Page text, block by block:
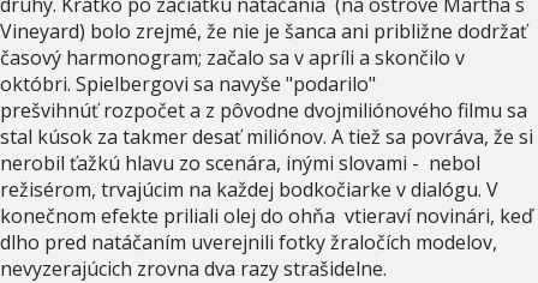
Vineyard) bolo zrejmé, že nie je šanca ani približne dodržať
časový harmonogram; začalo sa v apríli a skončilo v
októbri. Spielbergovi sa navyše "podarilo"
prešvihnúť rozpočet a z pôvodne dvojmiliónového filmu sa
stal kúsok za takmer desať miliónov. A tiež sa povráva, že si
nerobil ťažkú hlavu zo scenára, inými slovami - nebol
režisérom, trvajúcim na každej bodkočiarke v dialógu. V
konečnom efekte priliali olej do ohňa vtieraví novinári, keď
dlho pred natáčaním uverejnili fotky žraločích modelov,
nevyzerajúcich zrovna dva razy strašidelne.